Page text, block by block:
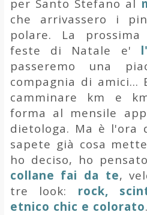
per Santo Stefano al
che arrivassero i
polare. La
feste di Natale e'
passeremo una
compagnia di amici...
camminare km e
forma al mensile
dietologa. Ma è l'ora
sapete già cosa
ho deciso, ho
collane fai da te,
tre look: rock,
etnico chic e colorato